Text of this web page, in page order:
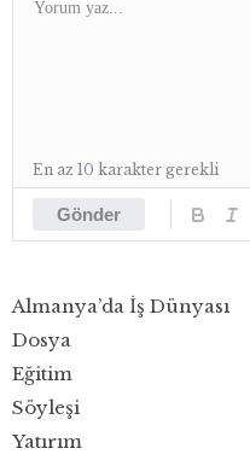
Gönder
En az 10 karakter gerekli
Almanya’da İş Dünyası
Dosya
Eğitim
Söyleşi
Yatırım